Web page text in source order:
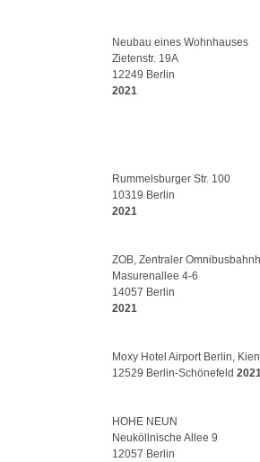
Neubau eines Wohnhauses
Zietenstr. 19A
12249 Berlin
2021
Rummelsburger Str. 100
10319 Berlin
2021
ZOB, Zentraler
Masurenallee 4-6
14057 Berlin
2021
Moxy Hotel Airport Berlin,
12529 Berlin-Schönefeld
HOHE NEUN
Neuköllnische Allee 9
12057 Berlin